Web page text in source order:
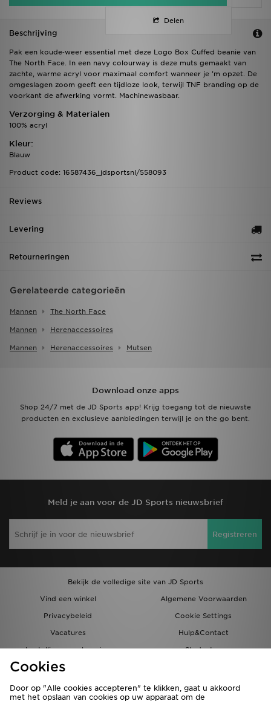
Delen
Beschrijving
Pak een koude‑weer essential met deze Logo Box Cuffed beanie van
The North Face. In een navy colourway is deze muts gemaakt van
zachte, warme acryl voor maximaal comfort wanneer je ’m opzet. De
omgeslagen zoom geeft een tijdloze look, terwijl TNF branding op de
voorkant de afwerking vormt. Machinewasbaar.
Verzorging & Materialen
100% acryl
Kleur:
Blauw
Product code: 16587436_jdsportsnl/558093
Reviews
Levering
Retourneringen
Gerelateerde categorieën
Mannen The North Face
Mannen Herenaccessoires
Mannen Herenaccessoires Mutsen
Download onze apps
Shop 24/7 met de JD Sports app! Krijg toegang tot de nieuwste
producten en exclusieve aanbiedingen terwijl je on the go bent.
Meld je aan voor de JD Sports nieuwsbrief
Registreren
Bekijk de volledige site van JD Sports
Vind een winkel
Algemene Voorwaarden
Privacybeleid
Cookie Settings
Vacatures
Hulp&Contact
bestellingen en levering
Studenten
Partnerprogramma
Cookies
Door op "Alle cookies accepteren" te klikken, gaat u akkoord
met het opslaan van cookies op uw apparaat om de